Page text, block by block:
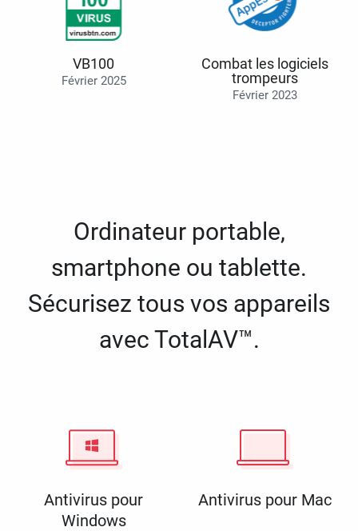
VB100
Février 2025
Combat les logiciels
trompeurs
Février 2023
Ordinateur portable,
smartphone ou tablette.
Sécurisez tous vos appareils
avec TotalAV™.
Antivirus pour
Windows
Antivirus pour Mac